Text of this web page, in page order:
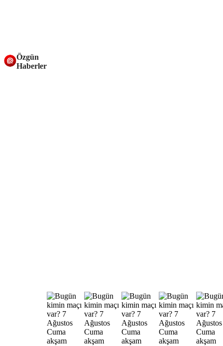
Özgün
Haberler